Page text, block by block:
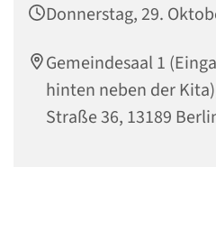
Donnerstag, 29.
Gemeindesaal 1
hinten neben der
Straße 36, 13189